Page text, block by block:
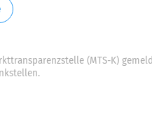
(MTS-K)